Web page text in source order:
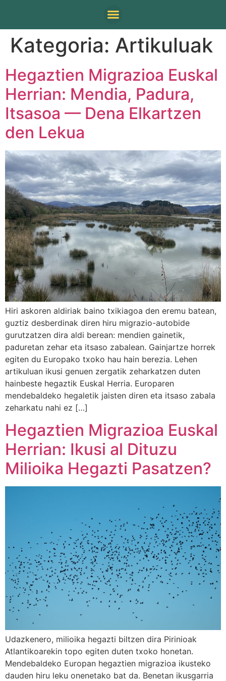
Kategoria: Artikuluak
Hegaztien Migrazioa Euskal
Herrian: Mendia, Padura,
Itsasoa — Dena Elkartzen
den Lekua
Hiri askoren aldiriak baino txikiagoa den eremu batean,
guztiz desberdinak diren hiru migrazio-autobide
gurutzatzen dira aldi berean: mendien gainetik,
paduretan zehar eta itsaso zabalean. Gainjartze horrek
egiten du Europako txoko hau hain berezia. Lehen
artikuluan ikusi genuen zergatik zeharkatzen duten
hainbeste hegaztik Euskal Herria. Europaren
mendebaldeko hegaletik jaisten diren eta itsaso zabala
zeharkatu nahi ez […]
Hegaztien Migrazioa Euskal
Herrian: Ikusi al Dituzu
Milioika Hegazti Pasatzen?
Udazkenero, milioika hegazti biltzen dira Pirinioak
Atlantikoarekin topo egiten duten txoko honetan.
Mendebaldeko Europan hegaztien migrazioa ikusteko
dauden hiru leku onenetako bat da. Benetan ikusgarria